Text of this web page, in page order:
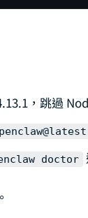
，跳過
doctor